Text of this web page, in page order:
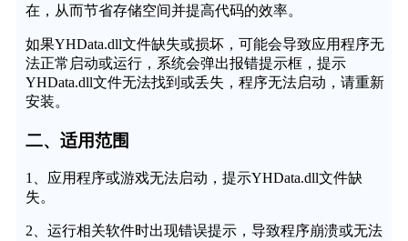
在，从而节省存储空间并提高代码的效率。
如果YHData.dll文件缺失或损坏，可能会导致应用程序无
法正常启动或运行，系统会弹出报错提示框，提示
YHData.dll文件无法找到或丢失，程序无法启动，请重新
安装。
二、适用范围
1、应用程序或游戏无法启动，提示YHData.dll文件缺
失。
2、运行相关软件时出现错误提示，导致程序崩溃或无法